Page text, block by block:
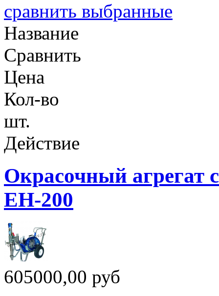
сравнить выбранные
Название
Сравнить
Цена
Кол-во
шт.
Действие
Окрасочный агрегат
EH-200
605000,00 руб